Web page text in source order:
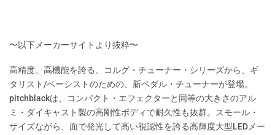
〜以下メーカーサイトより抜粋〜
高精度、高機能を誇る、コルグ・チューナー・シリーズから、ギ
タリスト/ベーシストのための、新ペダル・チューナーが登場。
pitchblackは、コンパクト・エフェクターと同等の大きさのアル
ミ・ダイキャスト製の高剛性ボディで耐久性も抜群。スモール・
サイズながら、面で発光して高い視認性を誇る高輝度大型LEDメー